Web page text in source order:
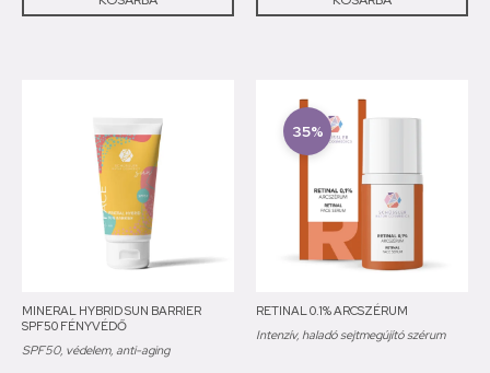
MINERAL HYBRID SUN BARRIER
SPF50 FÉNYVÉDŐ
SPF50, védelem, anti-aging
35%
RETINAL 0.1% ARCSZÉRUM
Intenzív, haladó sejtmegújító szérum